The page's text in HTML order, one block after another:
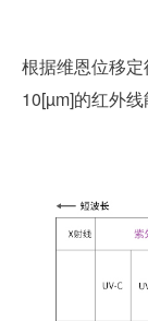
根据维恩位移
10[µm]的红外线